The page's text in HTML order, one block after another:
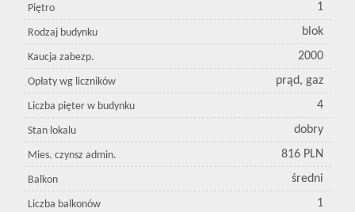
Piętro 1
Rodzaj budynku blok
Kaucja zabezp. 2000
Opłaty wg liczników prąd, gaz
Liczba pięter w budynku 4
Stan lokalu dobry
Mies. czynsz admin. 816 PLN
Balkon średni
Liczba balkonów 1